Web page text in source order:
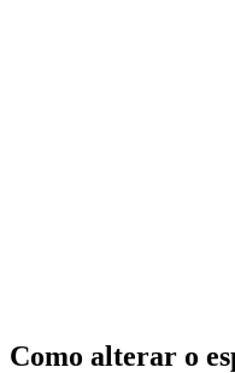
Como alterar o